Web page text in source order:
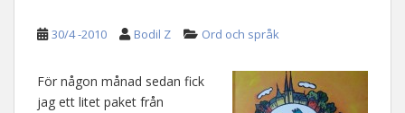
30/4 -2010 Bodil Z Ord och språk
För någon månad sedan fick
jag ett litet paket från